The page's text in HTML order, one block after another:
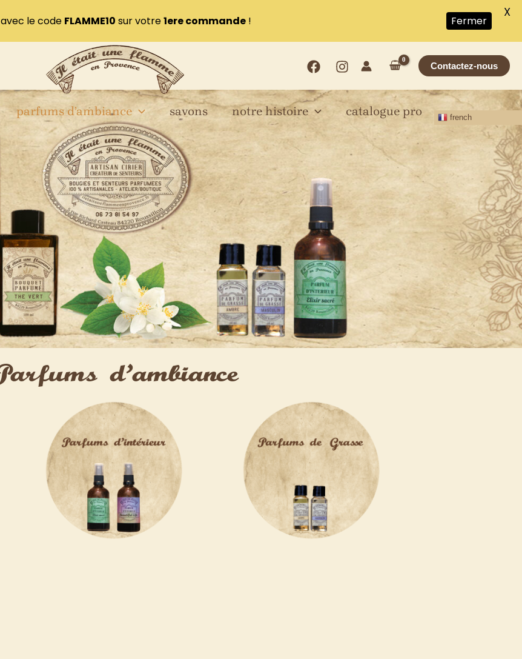
Contactez-nous
parfums d’ambiance savons notre histoire catalogue pro french
d'ambiance
avec le code FLAMME10 sur votre1ere commande! Fermer
X